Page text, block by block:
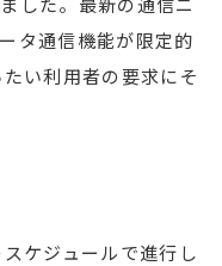
タ通信機能が限定的
い利用者の要求にそ
ケジュールで進行し